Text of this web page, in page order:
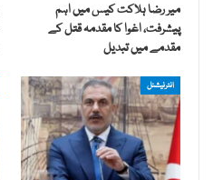
میر رضا ہلاکت کیس میں اہم
پیشرفت، اغوا کا مقدمہ قتل کے
مقدمے میں تبدیل
انٹرنیشنل